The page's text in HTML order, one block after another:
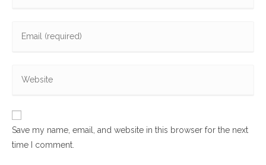
Save my name, email, and website in this browser for the next
time I comment.